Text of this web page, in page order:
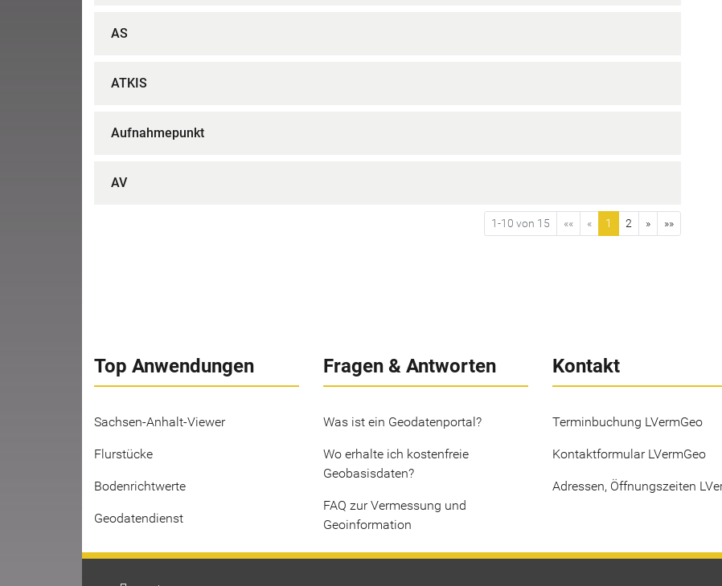
AS
ATKIS
Aufnahmepunkt
AV
1-10 von 15 «« « 1 2 » »»
Top Anwendungen
Sachsen-Anhalt-Viewer
Flurstücke
Bodenrichtwerte
Geodatendienst
Fragen & Antworten
Was ist ein Geodatenportal?
Wo erhalte ich kostenfreie
Geobasisdaten?
FAQ zur Vermessung und
Geoinformation
Kontakt
Terminbuchung LVermGeo
Kontaktformular LVermGeo
Adressen, Öffnungszeiten